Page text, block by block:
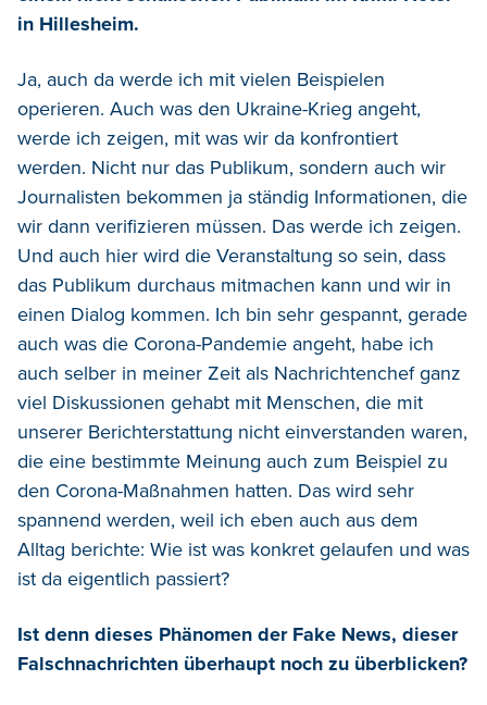
in Hillesheim.
Ja, auch da werde ich mit vielen Beispielen
operieren. Auch was den Ukraine-Krieg angeht,
werde ich zeigen, mit was wir da konfrontiert
werden. Nicht nur das Publikum, sondern auch wir
Journalisten bekommen ja ständig Informationen, die
wir dann verifizieren müssen. Das werde ich zeigen.
Und auch hier wird die Veranstaltung so sein, dass
das Publikum durchaus mitmachen kann und wir in
einen Dialog kommen. Ich bin sehr gespannt, gerade
auch was die Corona-Pandemie angeht, habe ich
auch selber in meiner Zeit als Nachrichtenchef ganz
viel Diskussionen gehabt mit Menschen, die mit
unserer Berichterstattung nicht einverstanden waren,
die eine bestimmte Meinung auch zum Beispiel zu
den Corona-Maßnahmen hatten. Das wird sehr
spannend werden, weil ich eben auch aus dem
Alltag berichte: Wie ist was konkret gelaufen und was
ist da eigentlich passiert?
Ist denn dieses Phänomen der Fake News, dieser
Falschnachrichten überhaupt noch zu überblicken?